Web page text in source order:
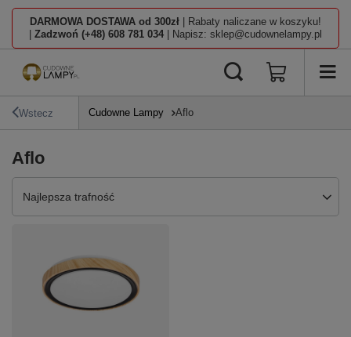
DARMOWA DOSTAWA od 300zł | Rabaty naliczane w koszyku!
Zadzwoń (+48) 608 781 034 | Napisz: sklep@cudownelampy.pl
Wstecz Cudowne Lampy Aflo
Aflo
Zmień sortowanie
Najlepsza trafność